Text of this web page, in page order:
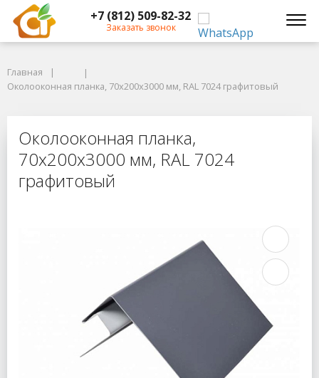
+7 (812) 509-82-32
Заказать звонок
Околооконная планка, 70x200x3000 мм, RAL 7024 графитовый
Околооконная планка,
Главная
Околооконная планка, 70x200x3000 мм, RAL 7024 графитовый
Околооконная планка,
70x200x3000 мм, RAL 7024
графитовый